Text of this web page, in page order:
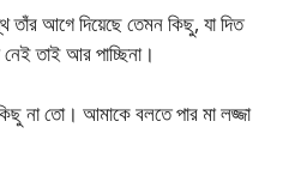
আগে দিয়েছে তেমন কিছু, যা দিত
নেই তাই আর পাচ্ছিনা।
না তো। আমাকে বলতে পার মা লজ্জা